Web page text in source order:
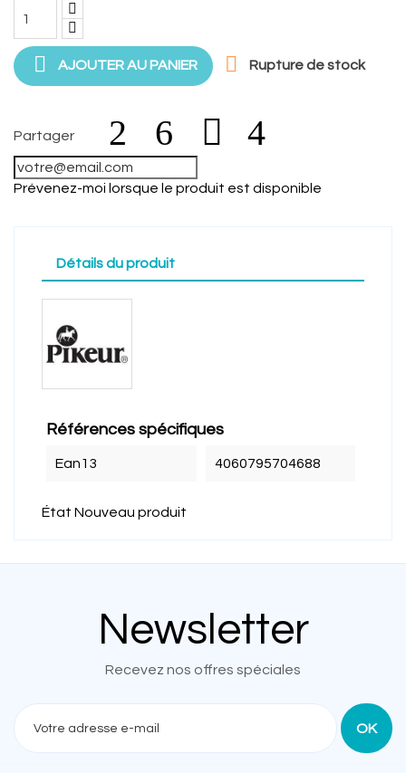
 AJOUTER AU PANIER  Rupture de stock
Partager
Prévenez-moi lorsque le produit est disponible
Détails du produit
Références spécifiques
Ean13 4060795704688
État Nouveau produit
Newsletter
Recevez nos offres spéciales